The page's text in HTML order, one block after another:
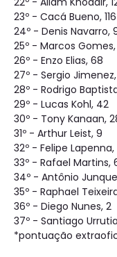
23º - Cacá Bueno, 116
24º - Denis Navarro,
25º - Marcos
26º - Enzo Elias, 68
27º - Sergio
28º - Rodrigo
29º - Lucas Kohl, 42
30º - Tony Kanaan,
31º - Arthur Leist, 9
32º - Felipe Lapenna,
33º - Rafael Martins,
34º - Antônio
35º - Raphael
36º - Diego Nunes, 2
37º - Santiago
*pontuação